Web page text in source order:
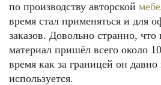
по производству авторской
время стал применяться и для
заказов. Довольно странно,
материал пришёл всего около
время как за границей он
используется.